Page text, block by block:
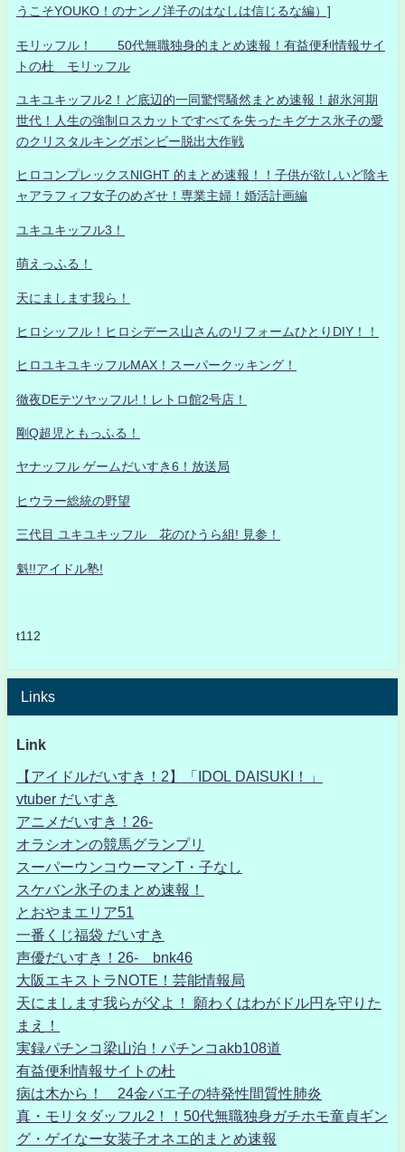
うこそYOUKO！のナンノ洋子のはなしは信じるな編）]
モリッフル！ 50代無職独身的まとめ速報！有益便利情報サイ
トの杜 モリッフル
ユキユキッフル2！ど底辺的一同驚愕騒然まとめ速報！超氷河期
世代！人生の強制ロスカットですべてを失ったキグナス氷子の愛
のクリスタルキングボンビー脱出大作戦
ヒロコンプレックスNIGHT 的まとめ速報！！子供が欲しいど陰キ
ャアラフィフ女子のめざせ！専業主婦！婚活計画編
ユキユキッフル3！
萌えっふる！
天にまします我ら！
ヒロシッフル！ヒロシデース山さんのリフォームひとりDIY！！
ヒロユキユキッフルMAX！スーパークッキング！
徹夜DEテツヤッフル!！レトロ館2号店！
剛Q超児ともっふる！
ヤナッフル ゲームだいすき6！放送局
ヒウラー総統の野望
三代目 ユキユキッフル 花のひうら組! 見参！
魁!!アイドル塾!
t112
Links
Link
【アイドルだいすき！2】「IDOL DAISUKI！」
vtuber だいすき
アニメだいすき！26-
オラシオンの競馬グランプリ
スーパーウンコウーマンT・子なし
スケバン氷子のまとめ速報！
とおやまエリア51
一番くじ福袋 だいすき
声優だいすき！26- bnk46
大阪エキストラNOTE！芸能情報局
天にまします我らが父よ！ 願わくはわがドル円を守りた
まえ！
実録パチンコ梁山泊！パチンコakb108道
有益便利情報サイトの杜
病は木から！ 24金バエ子の特発性間質性肺炎
真・モリタダッフル2！！50代無職独身ガチホモ童貞ギン
グ・ゲイなー女装子オネエ的まとめ速報